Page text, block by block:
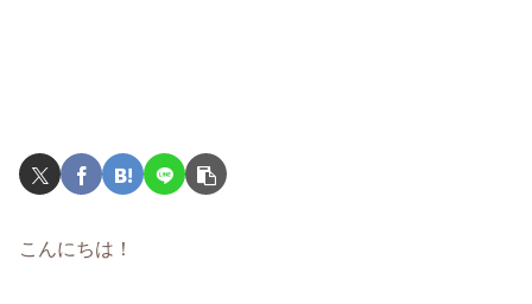
こんにちは！